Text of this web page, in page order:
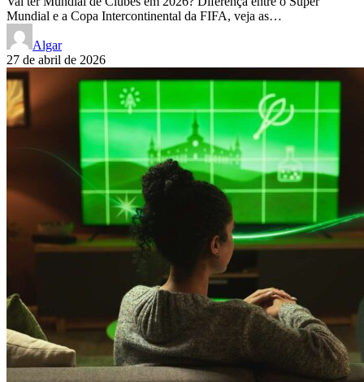
Mundial e a Copa Intercontinental da FIFA, veja as…
Algar
27 de abril de 2026